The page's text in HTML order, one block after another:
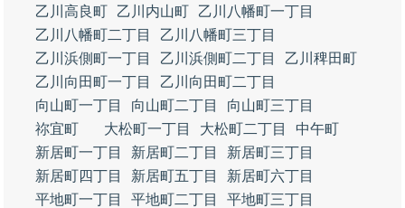
乙川高良町
乙川内山町
乙川八幡町一丁目
乙川八幡町二丁目
乙川八幡町三丁目
乙川浜側町一丁目
乙川浜側町二丁目
乙川稗田町
乙川向田町一丁目
乙川向田町二丁目
向山町一丁目
向山町二丁目
向山町三丁目
祢宜町
大松町一丁目 大松町二丁目
中午町
新居町一丁目
新居町二丁目
新居町三丁目
新居町四丁目
新居町五丁目
新居町六丁目
平地町一丁目
平地町二丁目
平地町三丁目